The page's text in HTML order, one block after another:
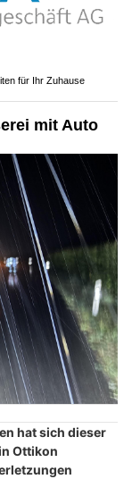
für Ihr Zuhause
mit Auto
hat sich dieser
Ottikon